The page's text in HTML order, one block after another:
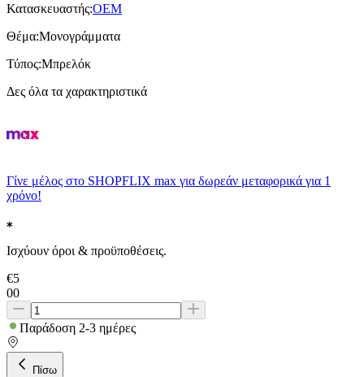
Κατασκευαστής:OEM
Θέμα:Μονογράμματα
Τύπος:Μπρελόκ
Δες όλα τα χαρακτηριστικά
Γίνε μέλος στο SHOPFLIX max για δωρεάν μεταφορικά για 1
χρόνο!
Ισχύουν όροι & προϋποθέσεις.
€5
00
Παράδοση 2-3 ημέρες
Πίσω